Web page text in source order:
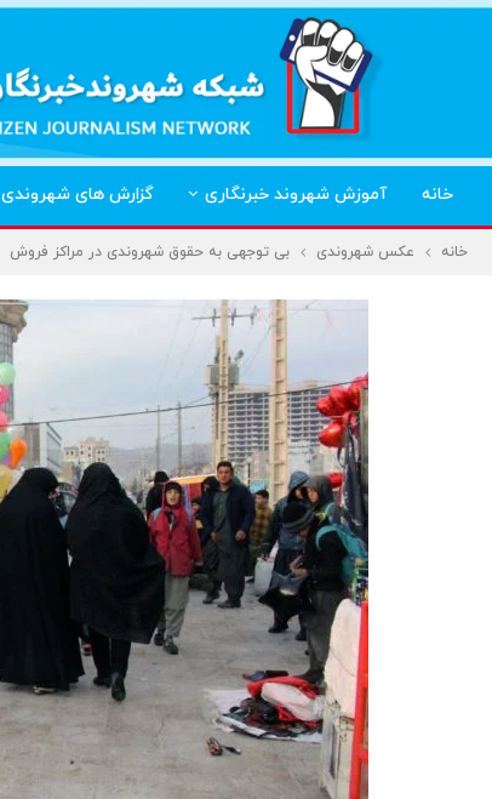
خانه آموزش شهروند خبرنگاری گزارش های شهروندی
خانه عکس شهروندی بی توجهی به حقوق شهروندی در مراکز فروش